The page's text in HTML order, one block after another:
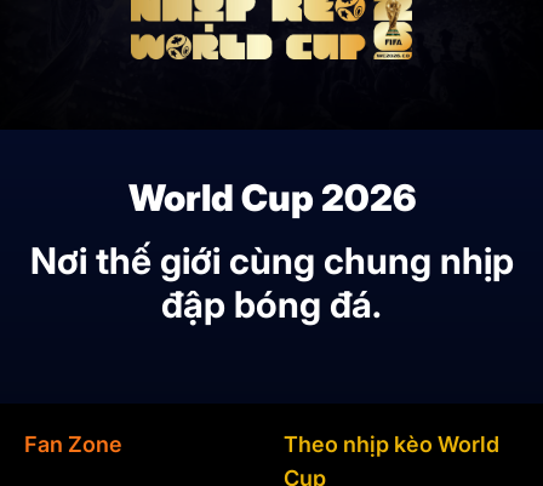
World Cup 2026
Nơi thế giới cùng chung nhịp
đập bóng đá.
Fan Zone
Theo nhịp kèo World
Cup